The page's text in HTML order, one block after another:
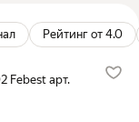
Рейтинг от 4.0
Febest арт.
₽ вместо